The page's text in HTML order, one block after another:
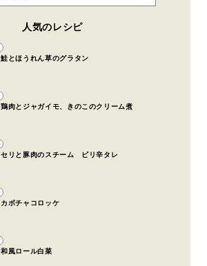
人気のレシピ
鮭とほうれん草のグラタン
鶏肉とジャガイモ、きのこのクリーム煮
セリと豚肉のスチーム ピリ辛タレ
カボチャコロッケ
和風ロール白菜